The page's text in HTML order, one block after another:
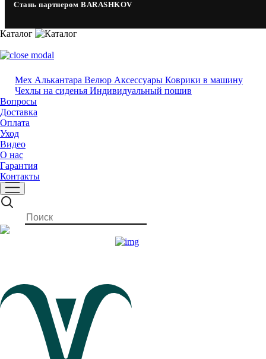
Стань партнером BARASHKOV
Каталог
Мех Алькантара Велюр Аксессуары Коврики в машину
Чехлы на сиденья Индивидуальный пошив
Вопросы
Доставка
Оплата
Уход
Видео
О нас
Гарантия
Контакты